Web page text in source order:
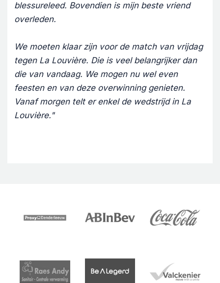
blessureleed. Bovendien is mijn beste vriend
overleden.
We moeten klaar zijn voor de match van vrijdag
tegen La Louvière. Die is veel belangrijker dan
die van vandaag. We mogen nu wel even
feesten en van deze overwinning genieten.
Vanaf morgen telt er enkel de wedstrijd in La
Louvière."